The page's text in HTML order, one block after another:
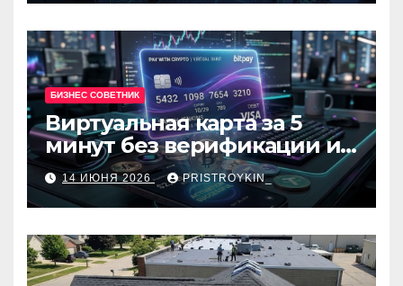
БИЗНЕС СОВЕТНИК
Виртуальная карта за 5
минут без верификации и
банков с пополнением в
USDT
14 ИЮНЯ 2026 PRISTROYKIN_